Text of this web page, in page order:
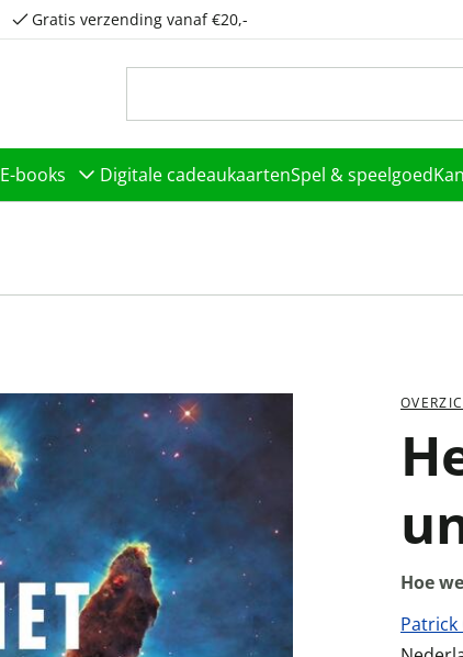
Gratis verzending vanaf €20,-
E-books Digitale cadeaukaartenSpel & speelgoed
Hoe